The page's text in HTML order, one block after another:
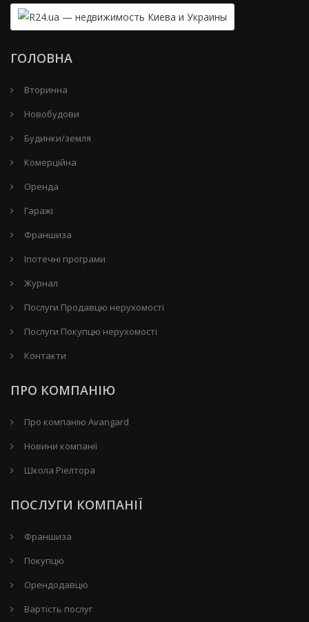
ГОЛОВНА
Вторинна
Новобудови
Будинки/земля
Комерційна
Оренда
Гаражі
Франшиза
Іпотечні програми
Журнал
Послуги Продавцю нерухомості
Послуги Покупцю нерухомості
Контакти
ПРО КОМПАНІЮ
Про компанію Avangard
Новини компанії
Школа Ріелтора
ПОСЛУГИ КОМПАНІЇ
Франшиза
Покупцю
Орендодавцю
Вартість послуг